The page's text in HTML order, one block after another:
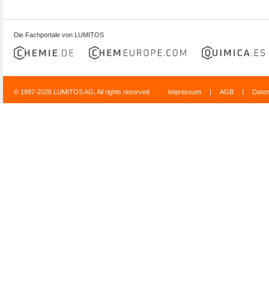
Die Fachportale von LUMITOS
© 1997-2026 LUMITOS AG, All rights reserved Impressum | AGB |